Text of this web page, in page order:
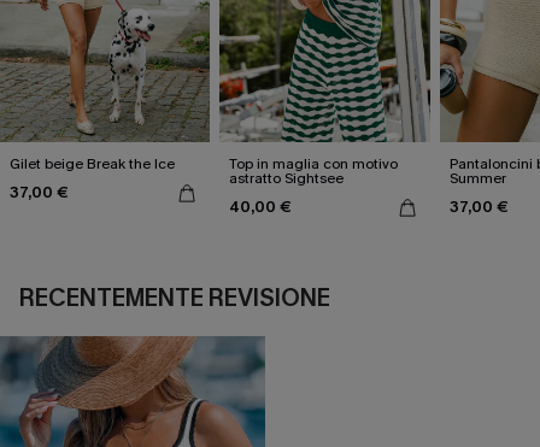
Gilet beige Break the Ice
37,00 €
Top in maglia con motivo
astratto Sightsee
40,00 €
Pantaloncini
Summer
37,00 €
RECENTEMENTE REVISIONE